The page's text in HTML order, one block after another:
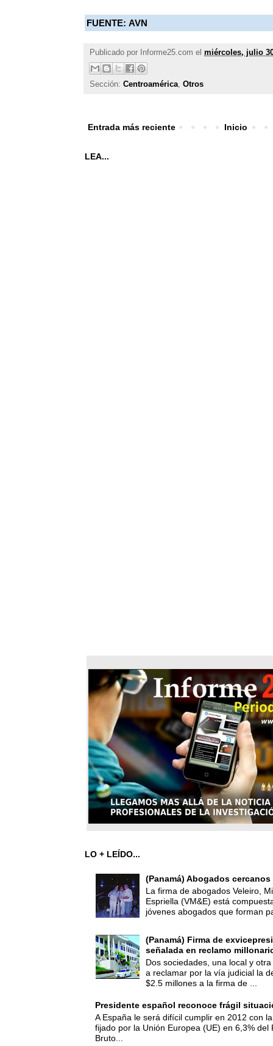
FUENTE: AVN
Publicado por Informe25.com el miércoles, julio
Sección: Centroamérica, Otros
Entrada más reciente Inicio
LEA...
LO + LEÍDO...
(Panamá) Abogados
La firma de abogados Veleiro,
Espriella (VM&E) está
jóvenes abogados que forman
(Panamá) Firma de
señalada en reclamo
Dos sociedades, una local y
a reclamar por la vía judicial la
$2.5 millones a la firma de ...
Presidente español reconoce frágil
A España le será difícil cumplir en 2012 con
fijado por la Unión Europea (UE) en 6,3% del
Bruto...